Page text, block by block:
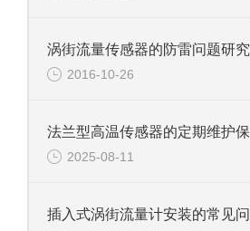
涡街流量传感器的防雷问题研究
2016-10-26
2025-08-11